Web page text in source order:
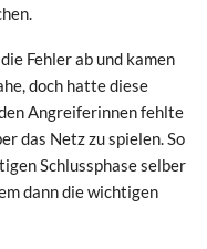
Fehler ab und kamen
doch hatte diese
Angreiferinnen fehlte
das Netz zu spielen. So
Schlussphase selber
dann die wichtigen